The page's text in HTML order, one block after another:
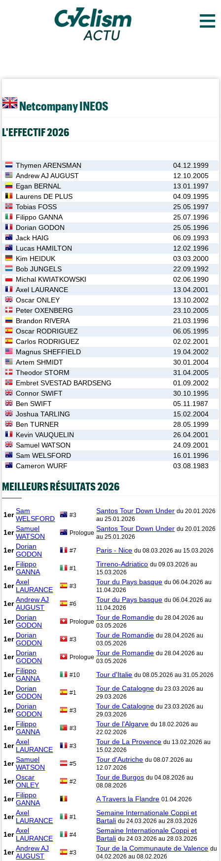
≡
Netcompany INEOS
L'EFFECTIF 2026
Thymen ARENSMAN
04.12.1999
Andrew AJ AUGUST
12.10.2005
Egan BERNAL
13.01.1997
Laurens DE PLUS
04.09.1995
Tobias FOSS
25.05.1997
Filippo GANNA
25.07.1996
Dorian GODON
25.05.1996
Jack HAIG
06.09.1993
Lucas HAMILTON
12.02.1996
Kim HEIDUK
03.03.2000
Bob JUNGELS
22.09.1992
Michal KWIATKOWSKI
02.06.1990
Axel LAURANCE
13.04.2001
Oscar ONLEY
13.10.2002
Peter OXENBERG
23.10.2005
Brandon RIVERA
21.03.1996
Oscar RODRIGUEZ
06.05.1995
Carlos RODRIGUEZ
02.02.2001
Magnus SHEFFIELD
19.04.2002
Artem SHMIDT
30.01.2004
Theodor STORM
31.04.2005
Embret SVESTAD BARDSENG
01.09.2002
Connor SWIFT
30.10.1995
Ben SWIFT
05.11.1987
Joshua TARLING
15.02.2004
Ben TURNER
28.05.1999
Kevin VAUQUELIN
26.04.2001
Samuel WATSON
24.09.2001
Sam WELSFORD
16.01.1996
Cameron WURF
03.08.1983
MEILLEURS RÉSULTATS 2026
1er Sam
WELSFORD
#3
Santos Tour Down Under du 20.01.2026
au 25.01.2026
1er Samuel
WATSON
Prologue
Santos Tour Down Under du 20.01.2026
au 25.01.2026
1er Dorian
GODON
#7 Paris - Nice du 08.03.2026 au 15.03.2026
1er Filippo
GANNA
#1
Tirreno-Adriatico du 09.03.2026 au
15.03.2026
1er Axel
LAURANCE
#3
Tour du Pays basque du 06.04.2026 au
11.04.2026
1er Andrew AJ
AUGUST
#6
Tour du Pays basque du 06.04.2026 au
11.04.2026
1er Dorian
GODON
Prologue
Tour de Romandie du 28.04.2026 au
03.05.2026
1er Dorian
GODON
#3
Tour de Romandie du 28.04.2026 au
03.05.2026
1er Dorian
GODON
Prologue
Tour de Romandie du 28.04.2026 au
03.05.2026
1er Filippo
GANNA
#10 Tour d'Italie du 08.05.2026 au 31.05.2026
1er Dorian
GODON
#1
Tour de Catalogne du 23.03.2026 au
29.03.2026
1er Dorian
GODON
#3
Tour de Catalogne du 23.03.2026 au
29.03.2026
1er Filippo
GANNA
#3
Tour de l'Algarve du 18.02.2026 au
22.02.2026
1er Axel
LAURANCE
#3
Tour de La Provence du 13.02.2026 au
15.02.2026
1er Samuel
WATSON
#5
Tour d'Autriche du 08.07.2026 au
12.07.2026
1er Oscar
ONLEY
#2
Tour de Burgos du 04.08.2026 au
08.08.2026
1er Filippo
GANNA
A Travers la Flandre 01.04.2026
1er Axel
LAURANCE
#1
Semaine Internationale Coppi et
Bartali du 24.03.2026 au 28.03.2026
1er Axel
LAURANCE
#4
Semaine Internationale Coppi et
Bartali du 24.03.2026 au 28.03.2026
1er Andrew AJ
AUGUST
#3
Tour de la Communaute de Valence du
04.02.2026 au 08.02.2026